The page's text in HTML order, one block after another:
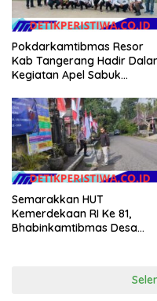
Pokdarkamtibmas Resor
Kab Tangerang Hadir
Kegiatan Apel Sabuk
Tangerang Tahun 2026
Semarakkan HUT
Kemerdekaan RI Ke 81,
Bhabinkamtibmas Desa